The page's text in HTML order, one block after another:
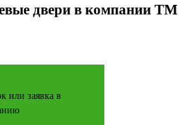
двери в компании TM
или заявка в